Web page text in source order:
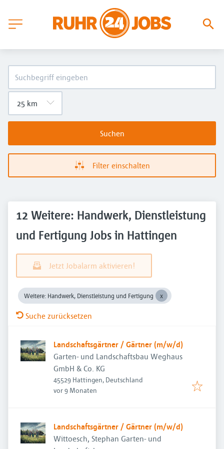
Suchen
Filter einschalten
12 Weitere: Handwerk, Dienstleistung
und Fertigung Jobs in Hattingen
Jetzt Jobalarm aktivieren!
Weitere: Handwerk, Dienstleistung und Fertigung
Suche zurücksetzen
Landschaftsgärtner / Gärtner (m/w/d)
Garten- und Landschaftsbau Weghaus
GmbH & Co. KG
45529 Hattingen, Deutschland
Veröffentlicht:
vor 9 Monaten
Landschaftsgärtner / Gärtner (m/w/d)
Wittoesch, Stephan Garten- und